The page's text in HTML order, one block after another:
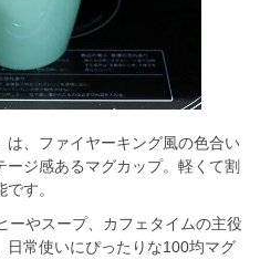
は、ファイヤーキング風の色合い
ジ感あるマグカップ。軽くて割
す。
ーやスープ、カフェタイムの主役
日常使いにぴったりな100均マグ